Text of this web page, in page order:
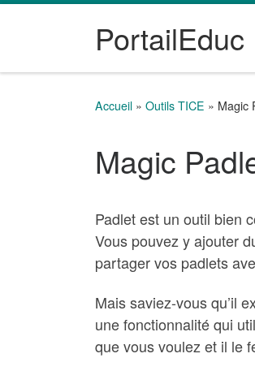
PortailEduc
Accueil » Outils TICE » Magic
Magic
Padlet est un outil bien
Vous pouvez y ajouter
partager vos padlets
Mais saviez-vous qu’il
une fonctionnalité qui
que vous voulez et il le